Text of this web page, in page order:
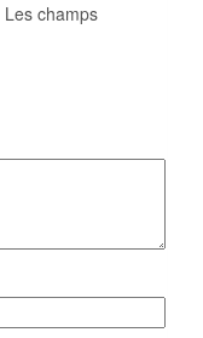
Les champs